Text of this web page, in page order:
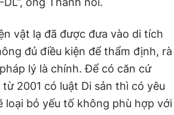
vật lạ đã được đưa vào di tích
đủ điều kiện để thẩm định, rà
lý là chính. Để có căn cứ
2001 có luật Di sản thì có yêu
loại bỏ yếu tố không phù hợp với